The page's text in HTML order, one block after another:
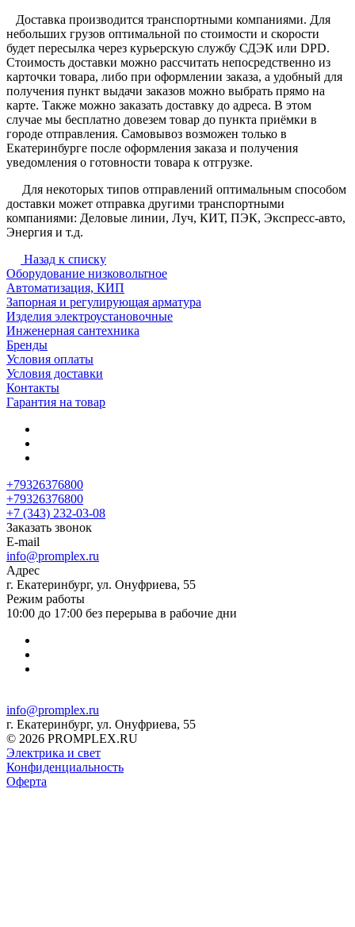
Доставка производится транспортными компаниями. Для
небольших грузов оптимальной по стоимости и скорости
будет пересылка через курьерскую службу СДЭК или DPD.
Стоимость доставки можно рассчитать непосредственно из
карточки товара, либо при оформлении заказа, а удобный для
получения пункт выдачи заказов можно выбрать прямо на
карте. Также можно заказать доставку до адреса. В этом
случае мы бесплатно довезем товар до пункта приёмки в
городе отправления. Самовывоз возможен только в
Екатеринбурге после оформления заказа и получения
уведомления о готовности товара к отгрузке.
Для некоторых типов отправлений оптимальным способом
доставки может отправка другими транспортными
компаниями: Деловые линии, Луч, КИТ, ПЭК, Экспресс-авто,
Энергия и т.д.
Назад к списку
Оборудование низковольтное
Автоматизация, КИП
Запорная и регулирующая арматура
Изделия электроустановочные
Инженерная сантехника
Бренды
Условия оплаты
Условия доставки
Контакты
Гарантия на товар
+79326376800
+79326376800
+7 (343) 232-03-08
Заказать звонок
E-mail
info@promplex.ru
Адрес
г. Екатеринбург, ул. Онуфриева, 55
Режим работы
10:00 до 17:00 без перерыва в рабочие дни
info@promplex.ru
г. Екатеринбург, ул. Онуфриева, 55
© 2026 PROMPLEX.RU
Электрика и свет
Конфиденциальность
Оферта